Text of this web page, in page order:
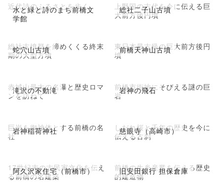
水と緑と詩のまち前橋文
学館
近代詩のふるさとを歩く 総社二子山古墳
上野国の古代を今に伝える巨
大前方後円墳
蛇穴山古墳
総社古墳群を締めくくる終末
期の大型方墳
前橋天神山古墳
東日本最古級の巨大前方後円
墳
滝沢の不動滝
赤城山最大の名瀑と歴史ロマ
ンを訪ねて
岩神の飛石
前橋市街地にそびえる謎の巨
岩
岩神稲荷神社
巨岩を御神体とする前橋の名
社
慈眼寺（高崎市）
しだれ桜と千年の歴史を今に
伝える古刹
阿久沢家住宅（前橋市）
17世紀末の古民家文化を伝え
る前橋の名建築
旧安田銀行 担保倉庫
前橋の生糸産業を伝える歴史
的建造物